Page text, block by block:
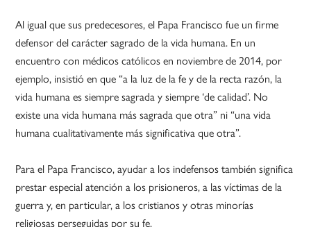
Al igual que sus predecesores, el Papa Francisco fue un firme
defensor del carácter sagrado de la vida humana. En un
encuentro con médicos católicos en noviembre de 2014, por
ejemplo, insistió en que “a la luz de la fe y de la recta razón, la
vida humana es siempre sagrada y siempre ‘de calidad’. No
existe una vida humana más sagrada que otra” ni “una vida
humana cualitativamente más significativa que otra”.
Para el Papa Francisco, ayudar a los indefensos también significa
prestar especial atención a los prisioneros, a las víctimas de la
guerra y, en particular, a los cristianos y otras minorías
religiosas perseguidas por su fe.